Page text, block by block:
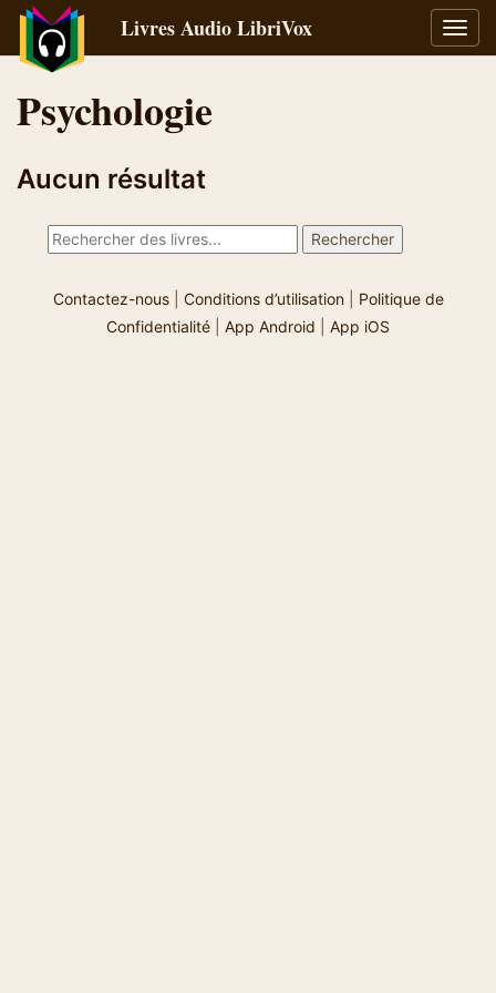
la
Livres Audio LibriVox
Psychologie
Aucun résultat
Contactez-nous| Conditions d’utilisation| Politique de
Confidentialité
App Android App iOS